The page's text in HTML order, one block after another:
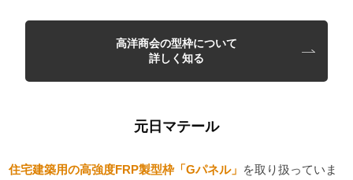
高洋商会の型枠について
詳しく知る
元日マテール
住宅建築用の高強度FRP製型枠「Gパネル」 を取り扱っていま